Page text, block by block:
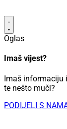
Oglas
Imaš vijest?
Imaš informaciju
te nešto muči?
PODIJELI S